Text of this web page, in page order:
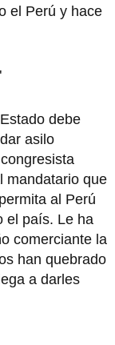
el Perú y hace
debe
asilo
mandatario que
al Perú
el país. Le ha
comerciante la
han quebrado
a darles